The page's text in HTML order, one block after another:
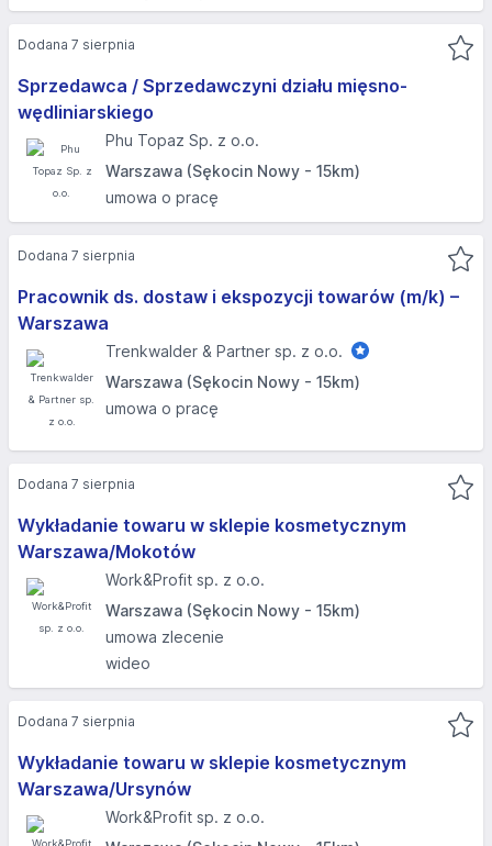
Sprzedawca / Sprzedawczyni działu mięsno-
wędliniarskiego
Phu Topaz Sp. z o.o.
Warszawa (Sękocin Nowy - 15km)
umowa o pracę
Dodana 7 sierpnia
Pracownik ds. dostaw i ekspozycji towarów (m/k) –
Warszawa
Trenkwalder & Partner sp. z o.o.
Warszawa (Sękocin Nowy - 15km)
umowa o pracę
Dodana 7 sierpnia
Wykładanie towaru w sklepie kosmetycznym
Warszawa/Mokotów
Work&Profit sp. z o.o.
Warszawa (Sękocin Nowy - 15km)
umowa zlecenie
wideo
Dodana 7 sierpnia
Wykładanie towaru w sklepie kosmetycznym
Warszawa/Ursynów
Work&Profit sp. z o.o.
Dodana 7 sierpnia